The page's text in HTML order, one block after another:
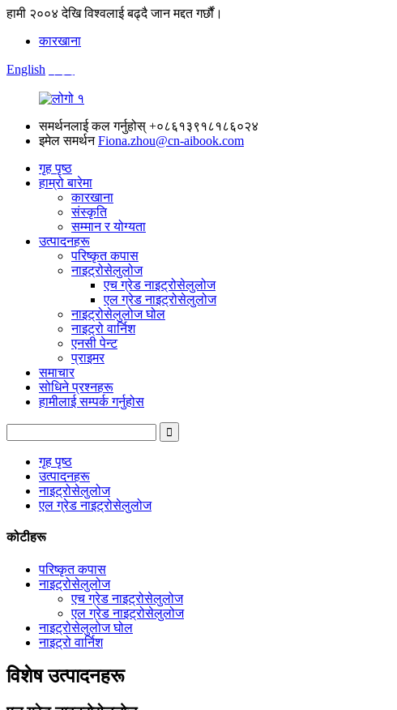
हामी २००४ देखि विश्वलाई बढ्दै जान मद्दत गर्छौं।
कारखाना
English
समर्थनलाई कल गर्नुहोस् +०८६१३९१८१८६०२४
इमेल समर्थन Fiona.zhou@cn-aibook.com
गृह पृष्ठ
हाम्रो बारेमा
कारखाना
संस्कृति
सम्मान र योग्यता
उत्पादनहरू
परिष्कृत कपास
नाइट्रोसेलुलोज
एच ग्रेड नाइट्रोसेलुलोज
एल ग्रेड नाइट्रोसेलुलोज
नाइट्रोसेलुलोज घोल
नाइट्रो वार्निश
एनसी पेन्ट
प्राइमर
समाचार
सोधिने प्रश्नहरू
हामीलाई सम्पर्क गर्नुहोस
गृह पृष्ठ
उत्पादनहरू
नाइट्रोसेलुलोज
एल ग्रेड नाइट्रोसेलुलोज
कोटीहरू
परिष्कृत कपास
नाइट्रोसेलुलोज
एच ग्रेड नाइट्रोसेलुलोज
एल ग्रेड नाइट्रोसेलुलोज
नाइट्रोसेलुलोज घोल
नाइट्रो वार्निश
विशेष उत्पादनहरू